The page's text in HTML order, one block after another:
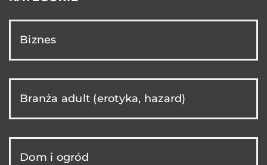
Biznes
Branża adult (erotyka, hazard)
Dom i ogród